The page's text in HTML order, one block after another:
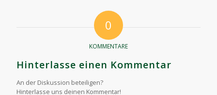
0
KOMMENTARE
Hinterlasse einen Kommentar
An der Diskussion beteiligen?
Hinterlasse uns deinen Kommentar!